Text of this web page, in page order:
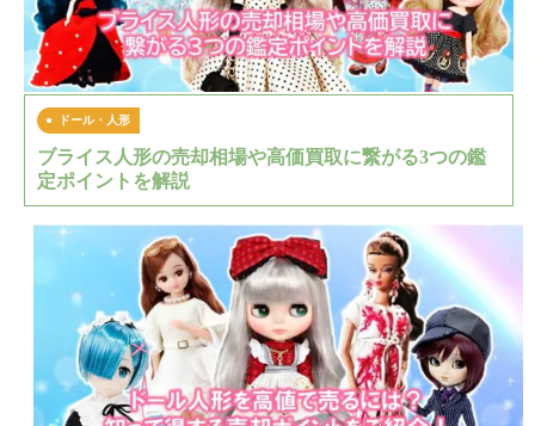
ドール・人形
ブライス人形の売却相場や高価買取に繋がる3つの鑑
定ポイントを解説